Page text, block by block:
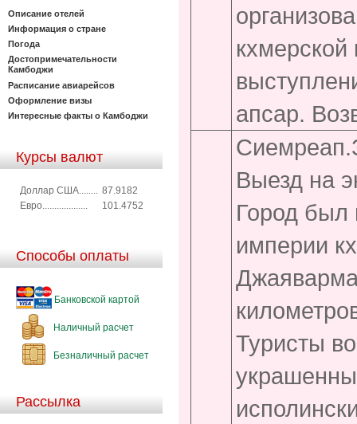
Описание отелей
Информация о стране
Погода
Достопримечательности
Камбоджи
Расписание авиарейсов
Оформление визы
Интересные факты о Камбоджи
Курсы валют
Доллар США........ 87.9182
Евро...................
101.4752
Способы оплаты
Банковской картой
Наличный расчет
Безналичный расчет
Рассылка
кхмерской
апсар.
Выезд на
Город был
империи
Туристы